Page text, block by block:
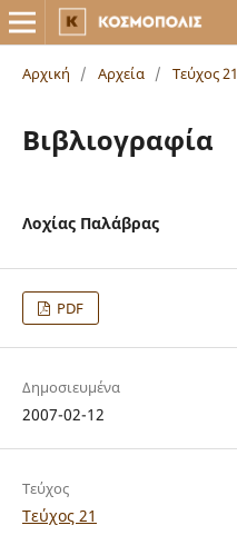
Αρχική / Αρχεία / Τεύχος 21
Βιβλιογραφία
Λοχίας Παλάβρας
PDF
Δημοσιευμένα
2007-02-12
Τεύχος
Τεύχος 21